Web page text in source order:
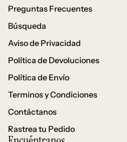
Preguntas Frecuentes
Búsqueda
Aviso de Privacidad
Política de Devoluciones
Política de Envío
Terminos y Condiciones
Contáctanos
Rastrea tu Pedido
Política de privacidad